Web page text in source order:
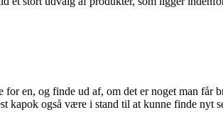
en, og finde ud af, om det er noget man får
kapok også være i stand til at kunne finde nyt